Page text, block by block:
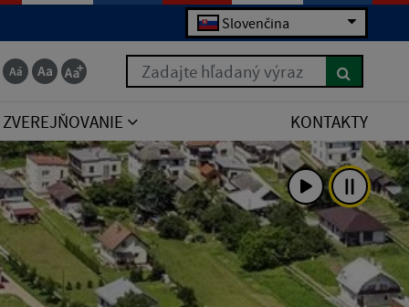
Slovenčina
Zadajte hľadaný výraz
ZVEREJŇOVANIE KONTAKTY